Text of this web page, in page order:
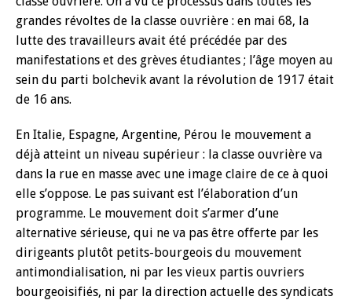
grandes révoltes de la classe ouvrière : en mai 68, la
lutte des travailleurs avait été précédée par des
manifestations et des grèves étudiantes ; l’âge moyen au
sein du parti bolchevik avant la révolution de 1917 était
de 16 ans.
En Italie, Espagne, Argentine, Pérou le mouvement a
déjà atteint un niveau supérieur : la classe ouvrière va
dans la rue en masse avec une image claire de ce à quoi
elle s’oppose. Le pas suivant est l’élaboration d’un
programme. Le mouvement doit s’armer d’une
alternative sérieuse, qui ne va pas être offerte par les
dirigeants plutôt petits-bourgeois du mouvement
antimondialisation, ni par les vieux partis ouvriers
bourgeoisifiés, ni par la direction actuelle des syndicats